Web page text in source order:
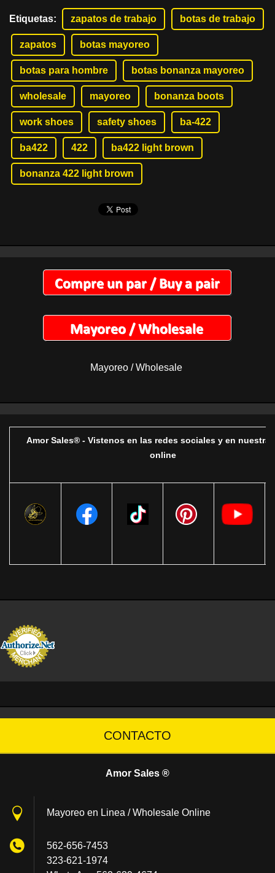
Etiquetas: zapatos de trabajo botas de trabajo
zapatos botas mayoreo
botas para hombre botas bonanza mayoreo
wholesale mayoreo bonanza boots
work shoes safety shoes ba-422
ba422 422 ba422 light brown
bonanza 422 light brown
Mayoreo / Wholesale
Amor Sales® - Vistenos en las redes sociales y en nuestra
online
CONTACTO
Amor Sales ®
Mayoreo en Linea / Wholesale Online
562-656-7453
323-621-1974